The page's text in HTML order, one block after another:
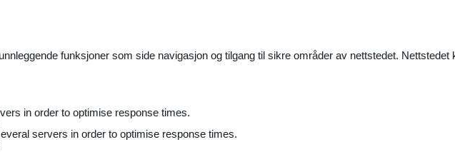
funksjoner som side navigasjon og tilgang til sikre områder av nettstedet.
in order to optimise response times.
servers in order to optimise response times.